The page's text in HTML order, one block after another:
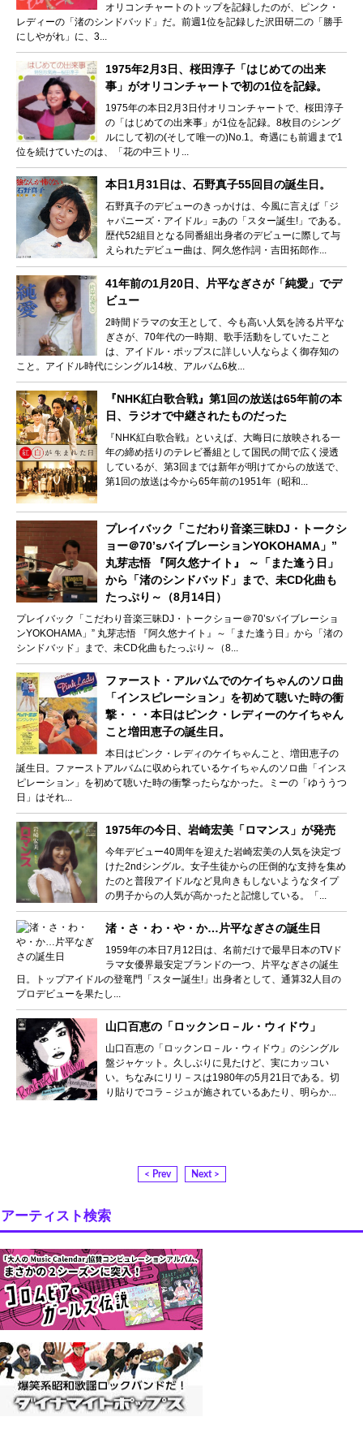
オリコンチャートのトップを記録したのが、ピンク・
レディーの「渚のシンドバッド」だ。前週1位を記録した沢田研二の「勝手
にしやがれ」に、3...
1975年2月3日、桜田淳子「はじめての出来
事」がオリコンチャートで初の1位を記録。
1975年の本日2月3日付オリコンチャートで、桜田淳子
の「はじめての出来事」が1位を記録。8枚目のシング
ルにして初の(そして唯一の)No.1。奇遇にも前週まで1
位を続けていたのは、「花の中三トリ...
本日1月31日は、石野真子55回目の誕生日。
石野真子のデビューのきっかけは、今風に言えば「ジ
ャパニーズ・アイドル」=あの「スター誕生!」である。
歴代52組目となる同番組出身者のデビューに際して与
えられたデビュー曲は、阿久悠作詞・吉田拓郎作...
41年前の1月20日、片平なぎさが「純愛」でデ
ビュー
2時間ドラマの女王として、今も高い人気を誇る片平な
ぎさが、70年代の一時期、歌手活動をしていたこと
は、アイドル・ポップスに詳しい人ならよく御存知の
こと。アイドル時代にシングル14枚、アルバム6枚...
『NHK紅白歌合戦』第1回の放送は65年前の本
日、ラジオで中継されたものだった
『NHK紅白歌合戦』といえば、大晦日に放映される一
年の締め括りのテレビ番組として国民の間で広く浸透
しているが、第3回までは新年が明けてからの放送で、
第1回の放送は今から65年前の1951年（昭和...
プレイバック「こだわり音楽三昧DJ・トークシ
ョー＠70’sバイブレーションYOKOHAMA」”
丸芽志悟 『阿久悠ナイト』 ～「また逢う日」
から「渚のシンドバッド」まで、未CD化曲も
たっぷり～（8月14日）
プレイバック「こだわり音楽三昧DJ・トークショー＠70’sバイブレーショ
ンYOKOHAMA」” 丸芽志悟 『阿久悠ナイト』～「また逢う日」から「渚の
シンドバッド」まで、未CD化曲もたっぷり～（8...
ファースト・アルバムでのケイちゃんのソロ曲
「インスピレーション」を初めて聴いた時の衝
撃・・・本日はピンク・レディーのケイちゃん
こと増田恵子の誕生日。
本日はピンク・レディのケイちゃんこと、増田恵子の
誕生日。ファーストアルバムに収められているケイちゃんのソロ曲「インス
ピレーション」を初めて聴いた時の衝撃ったらなかった。ミーの「ゆううつ
日」はそれ...
1975年の今日、岩崎宏美「ロマンス」が発売
今年デビュー40周年を迎えた岩崎宏美の人気を決定づ
けた2ndシングル。女子生徒からの圧倒的な支持を集め
たのと普段アイドルなど見向きもしないようなタイプ
の男子からの人気が高かったと記憶している。「...
渚・さ・わ・や・か…片平なぎさの誕生日
1959年の本日7月12日は、名前だけで最早日本のTVド
ラマ女優界最安定ブランドの一つ、片平なぎさの誕生
日。トップアイドルの登竜門「スター誕生!」出身者として、通算32人目の
プロデビューを果たし...
山口百恵の「ロックンロ－ル・ウィドウ」
山口百恵の「ロックンロ－ル・ウィドウ」のシングル
盤ジャケット。久しぶりに見たけど、実にカッコい
い。ちなみにリリ－スは1980年の5月21日である。切
り貼りでコラ－ジュが施されているあたり、明らか...
< Prev Next >
アーティスト検索